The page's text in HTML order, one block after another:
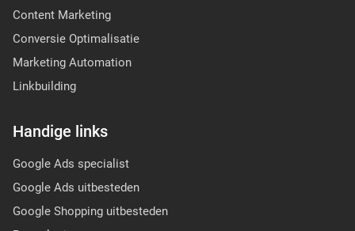
Content Marketing
Conversie Optimalisatie
Marketing Automation
Linkbuilding
Handige links
Google Ads specialist
Google Ads uitbesteden
Google Shopping uitbesteden